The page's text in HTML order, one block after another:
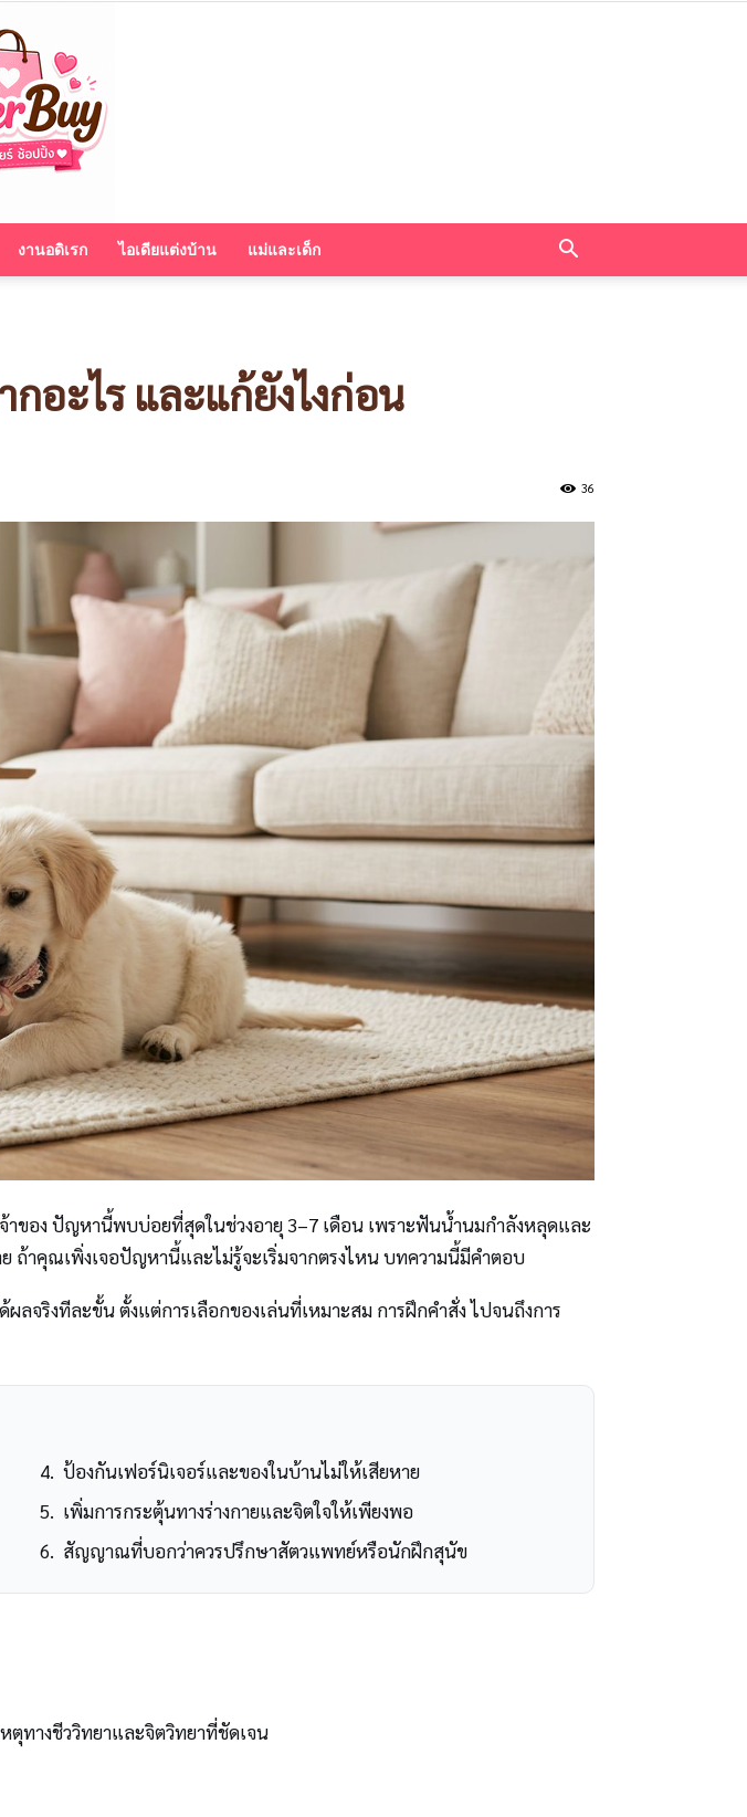
งานอดิเรก ไอเดียแต่งบ้าน แม่และเด็ก
อะไร และแก้ยังไงก่อน
36
าของ ปัญหานี้พบบ่อยที่สุดในช่วงอายุ 3–7 เดือน เพราะฟันน้ำนมกำลังหลุดและ
ถ้าคุณเพิ่งเจอปัญหานี้และไม่รู้จะเริ่มจากตรงไหน บทความนี้มีคำตอบ
ลจริงทีละขั้น ตั้งแต่การเลือกของเล่นที่เหมาะสม การฝึกคำสั่ง ไปจนถึงการ
ป้องกันเฟอร์นิเจอร์และของในบ้านไม่ให้เสียหาย
เพิ่มการกระตุ้นทางร่างกายและจิตใจให้เพียงพอ
สัญญาณที่บอกว่าควรปรึกษาสัตวแพทย์หรือนักฝึกสุนัข
ทางชีววิทยาและจิตวิทยาที่ชัดเจน